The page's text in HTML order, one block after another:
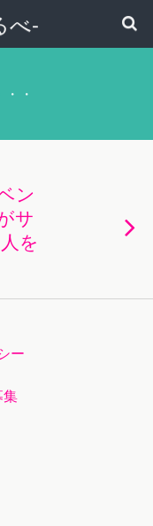
べ-
・
ン
サ
を
ー